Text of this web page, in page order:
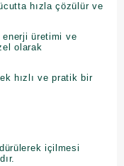
hızla çözülür ve
enerji üretimi ve
olarak
hızlı ve pratik bir
içilmesi